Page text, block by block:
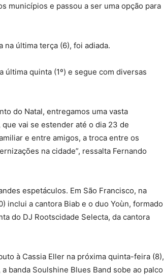
municípios e passou a ser uma opção para
na última terça (6), foi adiada.
última quinta (1º) e segue com diversas
do Natal, entregamos uma vasta
vai se estender até o dia 23 de
e entre amigos, a troca entre os
na cidade”, ressalta Fernando
espetáculos. Em São Francisco, na
inclui a cantora Biab e o duo Yoùn, formado
do DJ Rootscidade Selecta, da cantora
à Cassia Eller na próxima quinta-feira (8),
banda Soulshine Blues Band sobe ao palco